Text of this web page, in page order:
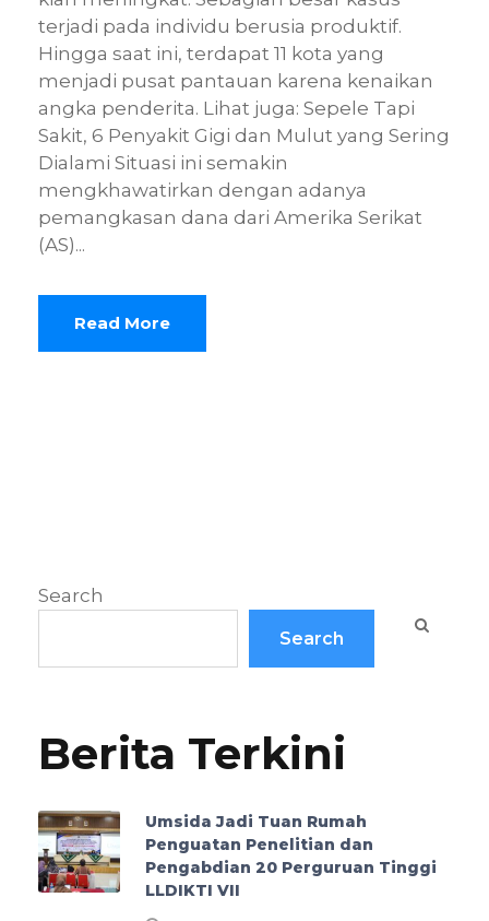
terjadi pada individu berusia produktif.
Hingga saat ini, terdapat 11 kota yang
menjadi pusat pantauan karena kenaikan
angka penderita. Lihat juga: Sepele Tapi
Sakit, 6 Penyakit Gigi dan Mulut yang Sering
Dialami Situasi ini semakin
mengkhawatirkan dengan adanya
pemangkasan dana dari Amerika Serikat
(AS)...
Read More
Search
Search
Berita Terkini
Umsida Jadi Tuan Rumah
Penguatan Penelitian dan
Pengabdian 20 Perguruan Tinggi
LLDIKTI VII